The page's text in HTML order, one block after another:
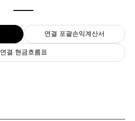
연결 포괄손익계산서
연결 현금흐름표